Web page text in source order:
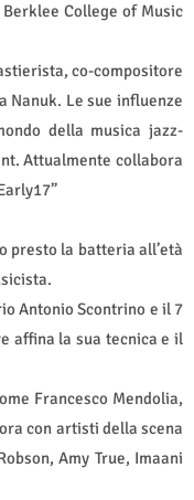
College of Music
co-compositore
Nanuk. Le sue influenze
della musica jazz-
Attualmente collabora
presto la batteria all’età
Antonio Scontrino e il 7
affina la sua tecnica e il
Francesco Mendolia,
con artisti della scena
Amy True, Imaani